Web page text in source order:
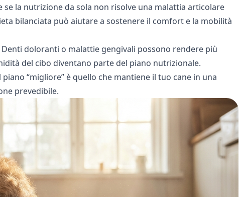
la nutrizione da sola non risolve una malattia articolare
bilanciata può aiutare a sostenere il comfort e la mobilità
Denti doloranti o malattie gengivali possono rendere più
del cibo diventano parte del piano nutrizionale.
“migliore” è quello che mantiene il tuo cane in una
prevedibile.